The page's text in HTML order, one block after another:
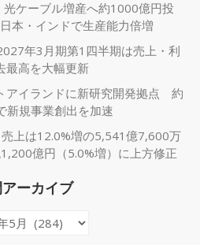
ケーブル増産へ約1000億円投
本・インドで生産能力倍増
年3月期第1四半期は売上・利
最高を大幅更新
アイランドに新研究開発拠点 約
新規事業創出を加速
上は12.0%増の5,541億7,600万
億円（5.0%増）に上方修正
アーカイブ